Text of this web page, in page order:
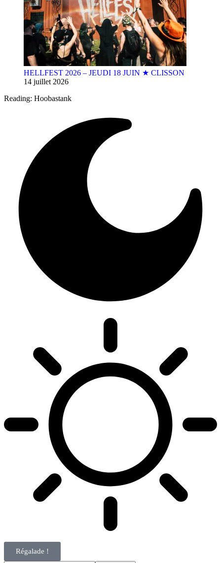
HELLFEST 2026 – JEUDI 18 JUIN ★ CLISSON
14 juillet 2026
Reading: Hoobastank
Régalade !